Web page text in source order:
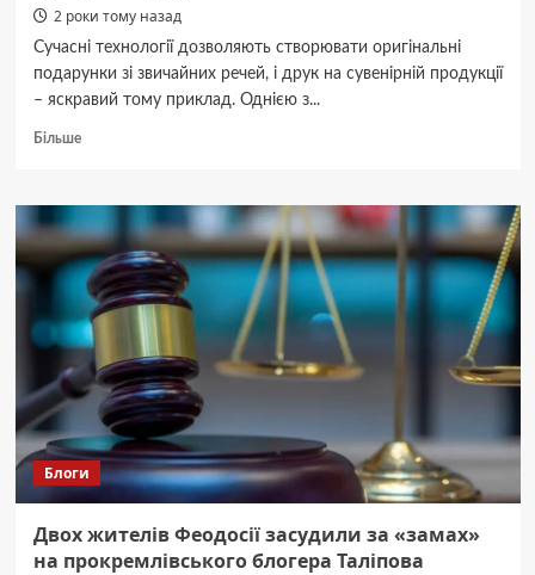
2 роки тому назад
Сучасні технології дозволяють створювати оригінальні
подарунки зі звичайних речей, і друк на сувенірній продукції
– яскравий тому приклад. Однією з...
БільшеДокладніше
на
сувенірній
продукції
від
ФотоБум
як
ідея
для
подарунків
Блоги
Двох жителів Феодосії засудили за «замах»
на прокремлівського блогера Таліпова